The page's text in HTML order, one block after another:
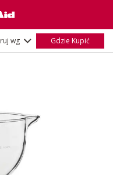
wg Gdzie Kupić